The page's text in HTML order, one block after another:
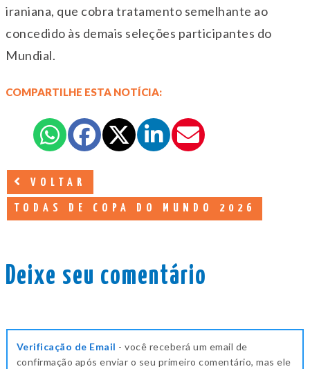
iraniana, que cobra tratamento semelhante ao
concedido às demais seleções participantes do
Mundial.
COMPARTILHE ESTA NOTÍCIA:
VOLTAR
TODAS DE COPA DO MUNDO 2026
Deixe seu comentário
Verificação de Email - você receberá um email de
confirmação após enviar o seu primeiro comentário, mas ele